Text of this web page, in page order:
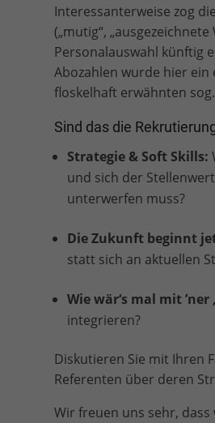
Interessanterweise zog
(„mutig“,
Personalauswahl künftig
Abozahlen wurde hier
floskelhaft erwähnten
Sind das die
Strategie & Soft Skills:
und sich der
unterwerfen muss?
Die Zukunft beginnt
statt sich an aktuellen
Wie wär‘s mal mit
integrieren?
Diskutieren Sie mit Ihren
Referenten über deren
Wir freuen uns sehr,